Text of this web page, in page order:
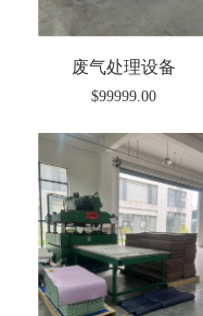
废气处理设备
$99999.00